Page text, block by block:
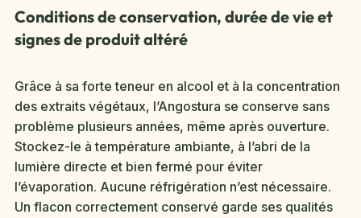
Conditions de conservation, durée de vie et
signes de produit altéré
Grâce à sa forte teneur en alcool et à la concentration
des extraits végétaux, l’Angostura se conserve sans
problème plusieurs années, même après ouverture.
Stockez-le à température ambiante, à l’abri de la
lumière directe et bien fermé pour éviter
l’évaporation. Aucune réfrigération n’est nécessaire.
Un flacon correctement conservé garde ses qualités